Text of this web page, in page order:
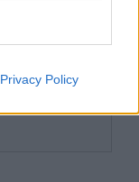
Privacy Policy